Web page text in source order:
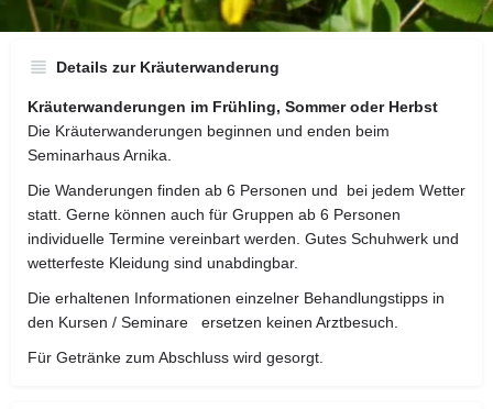
Details zur Kräuterwanderung
Kräuterwanderungen im Frühling, Sommer oder Herbst
Die Kräuterwanderungen beginnen und enden beim
Seminarhaus Arnika.
Die Wanderungen finden ab 6 Personen und bei jedem Wetter
statt. Gerne können auch für Gruppen ab 6 Personen
individuelle Termine vereinbart werden. Gutes Schuhwerk und
wetterfeste Kleidung sind unabdingbar.
Die erhaltenen Informationen einzelner Behandlungstipps in
den Kursen / Seminare ersetzen keinen Arztbesuch.
Für Getränke zum Abschluss wird gesorgt.